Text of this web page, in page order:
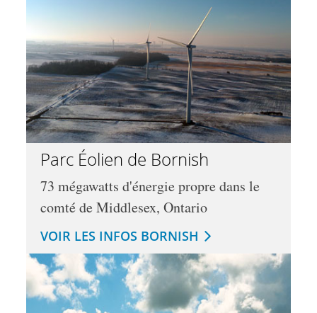
Parc Éolien de Bornish
73 mégawatts d'énergie propre dans le
comté de Middlesex, Ontario
VOIR LES INFOS BORNISH